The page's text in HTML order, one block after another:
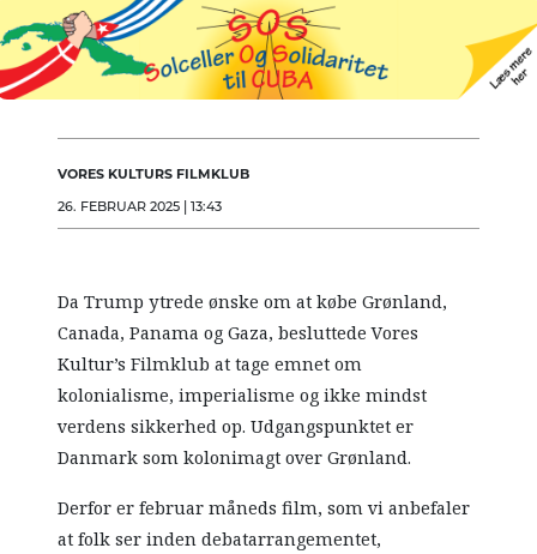
TEORI
OM
ARBEJDEREN
VORES KULTURS FILMKLUB
26. FEBRUAR 2025 | 13:43
Da Trump ytrede ønske om at købe Grønland,
Canada, Panama og Gaza, besluttede Vores
Kultur’s Filmklub at tage emnet om
kolonialisme, imperialisme og ikke mindst
verdens sikkerhed op. Udgangspunktet er
Danmark som kolonimagt over Grønland.
Derfor er februar måneds film, som vi anbefaler
at folk ser inden debatarrangementet,